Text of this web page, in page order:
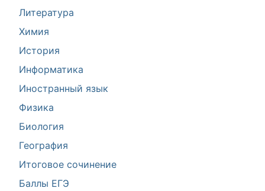
Литература
Химия
История
Информатика
Иностранный язык
Физика
Биология
География
Итоговое сочинение
Баллы ЕГЭ